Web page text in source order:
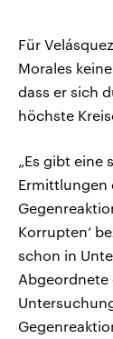
Für
Morales
dass er sich
höchste
„Es gibt eine
Ermittlungen
Korrupten‘
schon in
Abgeordnete